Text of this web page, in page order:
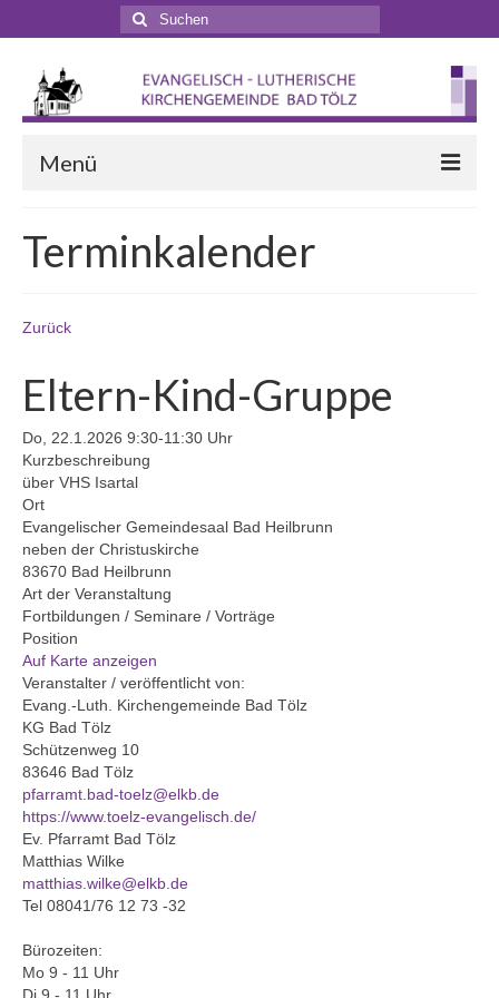
Suchen
nach:
Menü
Veranstaltungen
Gottesdienstformen
Zappelphilipp- und Kindergottesdienst
Gemeinde
Mitarbeitende
Pfarrbüro
KantorIn
Kita-Träger-Assistenz
Dekanatsbüro
Hausmeister und Mesnerinnen
Soziale Beratung
Kirchenvorstand
Terminkalender
Zurück
Eltern-Kind-Gruppe
Do, 22.1.2026 9:30-11:30 Uhr
Kurzbeschreibung
über VHS Isartal
Ort
Evangelischer Gemeindesaal Bad Heilbrunn
neben der Christuskirche
83670 Bad Heilbrunn
Art der Veranstaltung
Fortbildungen / Seminare / Vorträge
Position
Auf Karte anzeigen
Veranstalter / veröffentlicht von:
Evang.-Luth. Kirchengemeinde Bad Tölz
KG Bad Tölz
Schützenweg 10
83646 Bad Tölz
pfarramt.bad-toelz@elkb.de
https://www.toelz-evangelisch.de/
Ev. Pfarramt Bad Tölz
Matthias Wilke
matthias.wilke@elkb.de
Tel 08041/76 12 73 -32
Bürozeiten:
Mo 9 - 11 Uhr
Di 9 - 11 Uhr